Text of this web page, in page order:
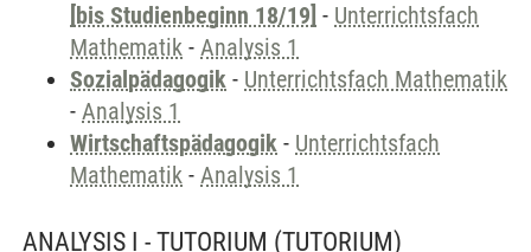
[bis Studienbeginn 18/19] - Unterrichtsfach
Mathematik - Analysis 1
Sozialpädagogik - Unterrichtsfach Mathematik
- Analysis 1
Wirtschaftspädagogik - Unterrichtsfach
Mathematik - Analysis 1
ANALYSIS I - TUTORIUM (TUTORIUM)